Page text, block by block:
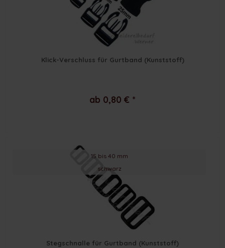
Klick-Verschluss für Gurtband (Kunststoff)
ab 0,80 € *
15 bis 40 mm
schwarz
Stegschnalle für Gurtband (Kunststoff)